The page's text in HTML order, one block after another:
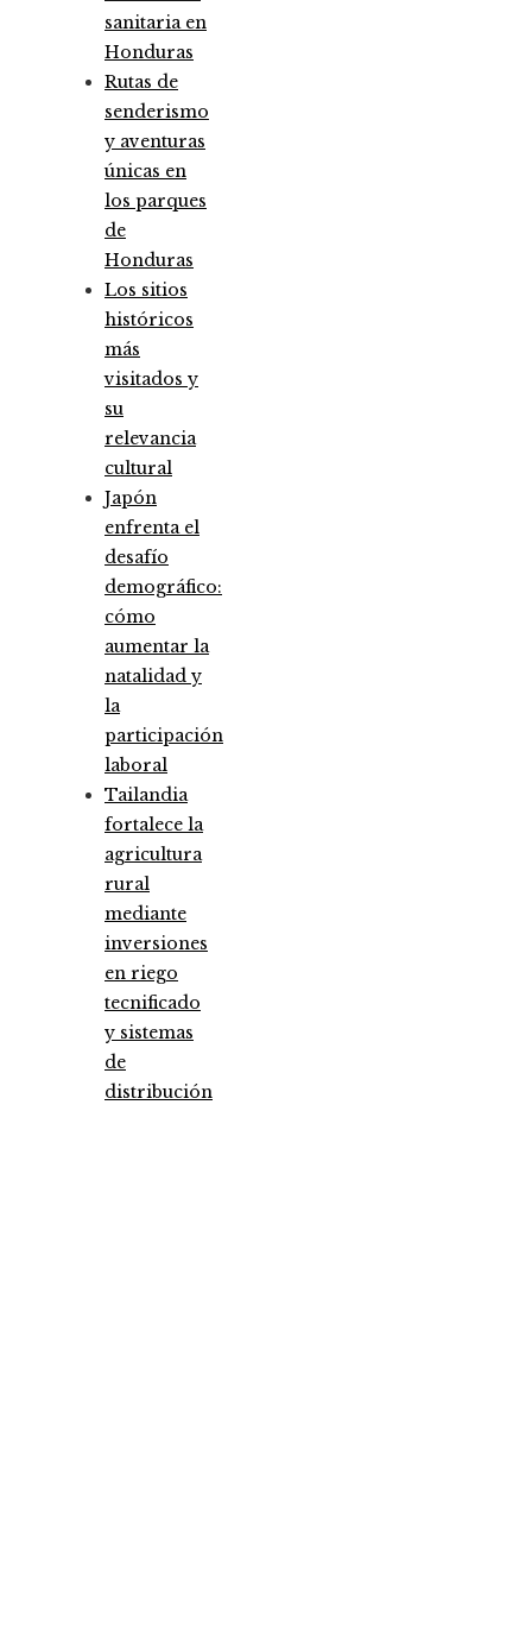
sanitaria en
Honduras
Rutas de
senderismo
y aventuras
únicas en
los parques
de
Honduras
Los sitios
históricos
más
visitados y
su
relevancia
cultural
Japón
enfrenta el
desafío
demográfico:
cómo
aumentar la
natalidad y
la
participación
laboral
Tailandia
fortalece la
agricultura
rural
mediante
inversiones
en riego
tecnificado
y sistemas
de
distribución